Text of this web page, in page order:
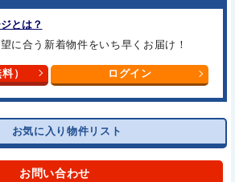
とは？
に合う新着物件をいち早くお届け！
） ログイン
お気に入り物件リスト
お問い合わせ